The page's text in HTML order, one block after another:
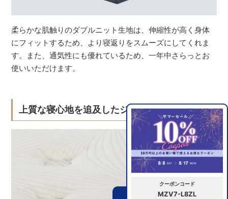
クーポンコード
MZV7-L8ZL
柔らかな肌触りのダブルニット生地は、伸縮性が高く身体
にフィットするため、より寝返りをスムーズにしてくれま
す。また、通気性にも優れているため、一年中さらっとお
使いいただけます。
上質な寝心地を追及したジャンプキルト